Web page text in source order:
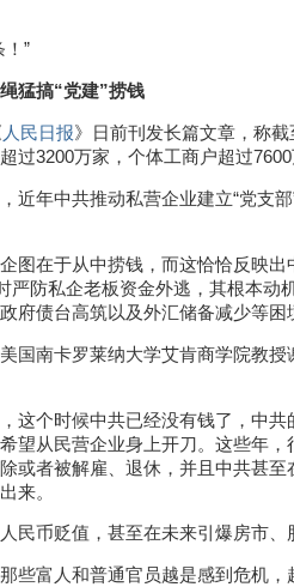
”
猛搞“党建”捞钱
人民日报》日前刊发长篇文章，称
过3200万家，个体工商户超过7600
近年中共推动私营企业建立“党支
图在于从中捞钱，而这恰恰反映
严防私企老板资金外逃，其根本动
府债台高筑以及外汇储备减少等困
国南卡罗莱纳大学艾肯商学院教
这个时候中共已经没有钱了，中
望从民营企业身上开刀。这些年
或者被解雇、退休，并且中共甚
来。
民币贬值，甚至在未来引爆房市、
些富人和普通官员越是感到危机，